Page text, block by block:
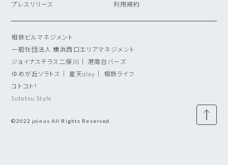
相鉄ビルマネジメント
一般社団法人 横浜西口エリアマネジメント
ジョイナステラス二俣川
港南台バーズ
ゆめが丘ソラトス
星天qlay
相鉄ライフ
コトコト！
Sotetsu Style
プレスリリース 利用規約
©2022 joinus All Rights Reserved.